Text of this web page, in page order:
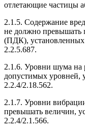
отлетающие частицы
2.1.5. Содержание
не должно превышать
(ПДК),
2.2.5.687.
2.1.6. Уровни шума на
допустимых
2.2.4/2.18.562.
2.1.7. Уровни
превышать величин,
2.2.4/2.1.566.